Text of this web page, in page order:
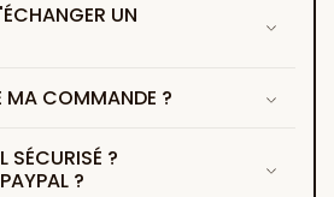
UN
MA COMMANDE ?
SÉCURISÉ ?
?